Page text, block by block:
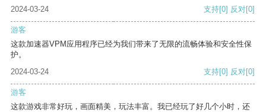
2024-03-24 支持[0] 反对[0]
游客
这款加速器VPM应用程序已经为我们带来了无限的流畅体验和安全性保
护。
2024-03-24
支持[0] 反对[0]
游客
这款游戏非常好玩，画面精美，玩法丰富。我已经玩了好几个小时，还